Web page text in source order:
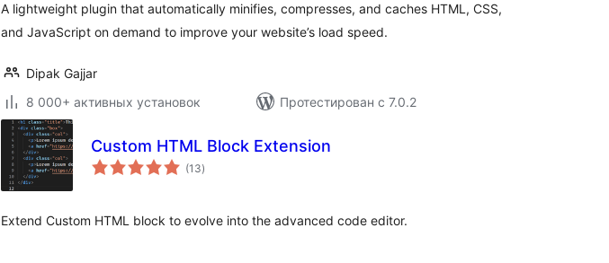
A lightweight plugin that automatically minifies, compresses, and caches HTML, CSS,
and JavaScript on demand to improve your website’s load speed.
Dipak Gajjar
8 000+ активных установок
Протестирован с 7.0.2
Custom HTML Block Extension
(13общий
рейтинг
)
Extend Custom HTML block to evolve into the advanced code editor.